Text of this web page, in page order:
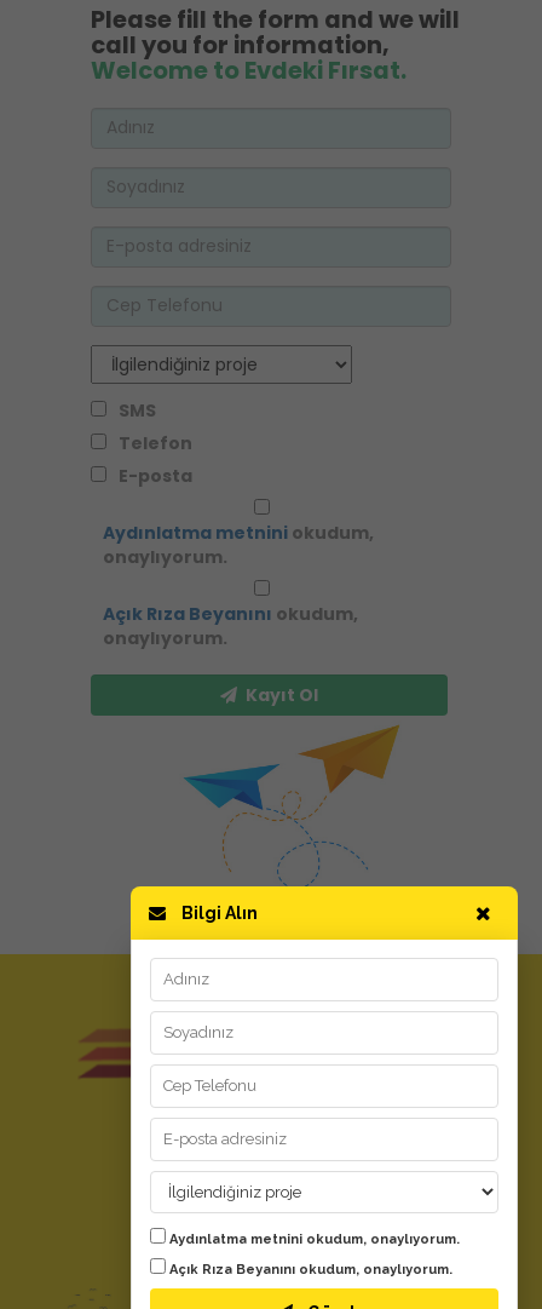
Bilgi Alın
Aydınlatma metnini okudum, onaylıyorum.
Açık Rıza Beyanını okudum, onaylıyorum.
Please fill the form and we will
call you for information,
Welcome to Evdeki Fırsat.
SMS
Telefon
E-posta
Aydınlatma metnini okudum,
onaylıyorum.
Açık Rıza Beyanını okudum,
onaylıyorum.
Kayıt Ol
GİZLİLİK ve KULLANIM
Kullanım Koşulları
Aydınlatma Metni
Kişisel Verilerin Korunması
YARDIM
Evdeki Fırsat Nedir?
Bize Ulaşın